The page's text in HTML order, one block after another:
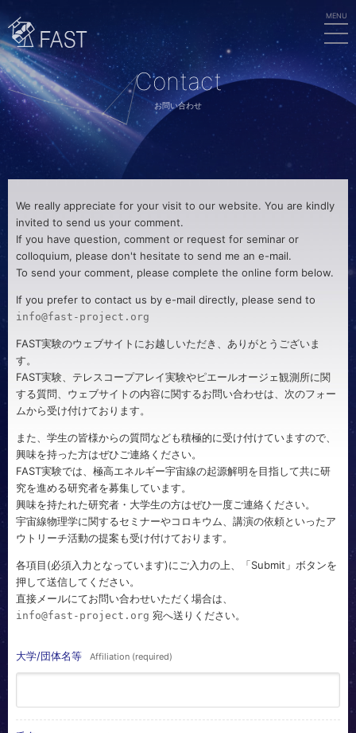
MEN
U
FAST
Contact
お問い合わせ
We really appreciate for your visit to our website. You are kindly
invited to send us your comment.
If you have question, comment or request for seminar or
colloquium, please don't hesitate to send me an e-mail.
To send your comment, please complete the online form below.
If you prefer to contact us by e-mail directly, please send to
info@fast-project.org
FAST実験のウェブサイトにお越しいただき、ありがとうございま
す。
FAST実験、テレスコープアレイ実験やピエールオージェ観測所に関
する質問、ウェブサイトの内容に関するお問い合わせは、次のフォー
ムから受け付けております。
また、学生の皆様からの質問なども積極的に受け付けていますので、
興味を持った方はぜひご連絡ください。
FAST実験では、極高エネルギー宇宙線の起源解明を目指して共に研
究を進める研究者を募集しています。
興味を持たれた研究者・大学生の方はぜひ一度ご連絡ください。
宇宙線物理学に関するセミナーやコロキウム、講演の依頼といったア
ウトリーチ活動の提案も受け付けております。
各項目(必須入力となっています)にご入力の上、「Submit」ボタンを
押して送信してください。
直接メールにてお問い合わせいただく場合は、
info@fast-project.org 宛へ送りください。
大学/団体名等 Affiliation (required)